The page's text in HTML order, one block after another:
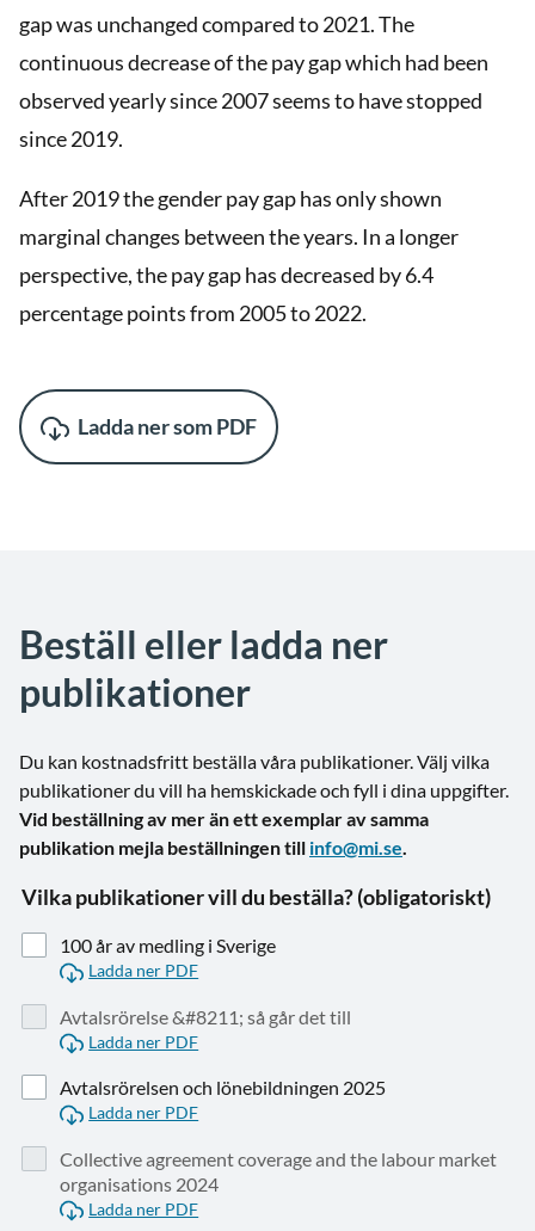
gap was unchanged compared to 2021. The
continuous decrease of the pay gap which had been
observed yearly since 2007 seems to have stopped
since 2019.
After 2019 the gender pay gap has only shown
marginal changes between the years. In a longer
perspective, the pay gap has decreased by 6.4
percentage points from 2005 to 2022.
Ladda ner som PDF
Beställ eller ladda ner
publikationer
Du kan kostnadsfritt beställa våra publikationer. Välj vilka
publikationer du vill ha hemskickade och fyll i dina uppgifter.
Vid beställning av mer än ett exemplar av samma
publikation mejla beställningen till info@mi.se.
Vilka publikationer vill du beställa? (obligatoriskt)
100 år av medling i Sverige
Ladda ner PDF
Avtalsrörelse &#8211; så går det till
Ladda ner PDF
Avtalsrörelsen och lönebildningen 2025
Ladda ner PDF
Collective agreement coverage and the labour market
organisations 2024
Ladda ner PDF